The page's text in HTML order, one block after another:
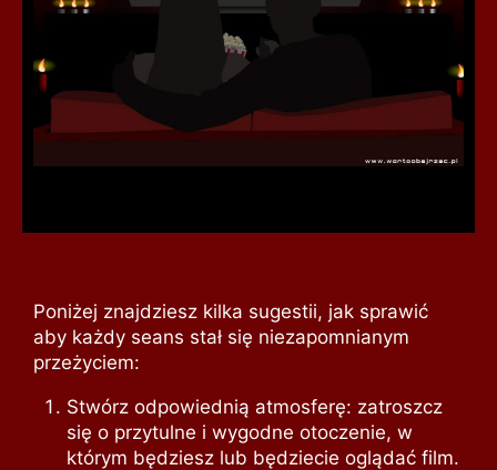
Poniżej znajdziesz kilka sugestii, jak sprawić
aby każdy seans stał się niezapomnianym
przeżyciem:
Stwórz odpowiednią atmosferę: zatroszcz
się o przytulne i wygodne otoczenie, w
którym będziesz lub będziecie oglądać film.